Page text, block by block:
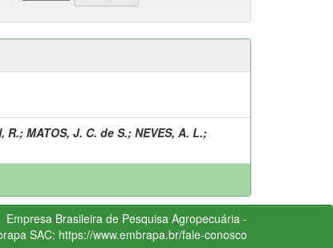
R.; MATOS, J. C. de S.; NEVES, A. L.;
Empresa Brasileira de Pesquisa Agropecuária -
SAC: https://www.embrapa.br/fale-conosco